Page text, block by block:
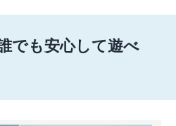
でも安心して遊べ